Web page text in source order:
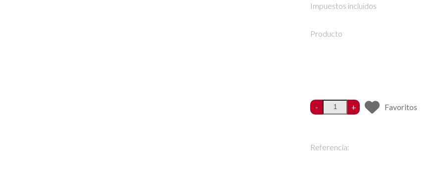
Impuestos incluidos
Producto
- + Favoritos
Referencia: